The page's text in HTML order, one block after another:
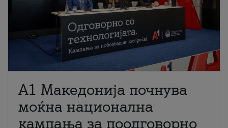
A1 Македонија почнува
моќна национална
кампања за поодговорно